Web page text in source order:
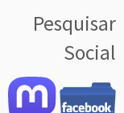
Pesquisar
Social